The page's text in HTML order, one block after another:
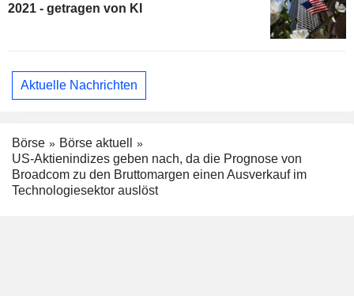
2021 - getragen von KI
Aktuelle Nachrichten
Börse
Börse aktuell
US-Aktienindizes geben nach, da die Prognose von
Broadcom zu den Bruttomargen einen Ausverkauf im
Technologiesektor auslöst